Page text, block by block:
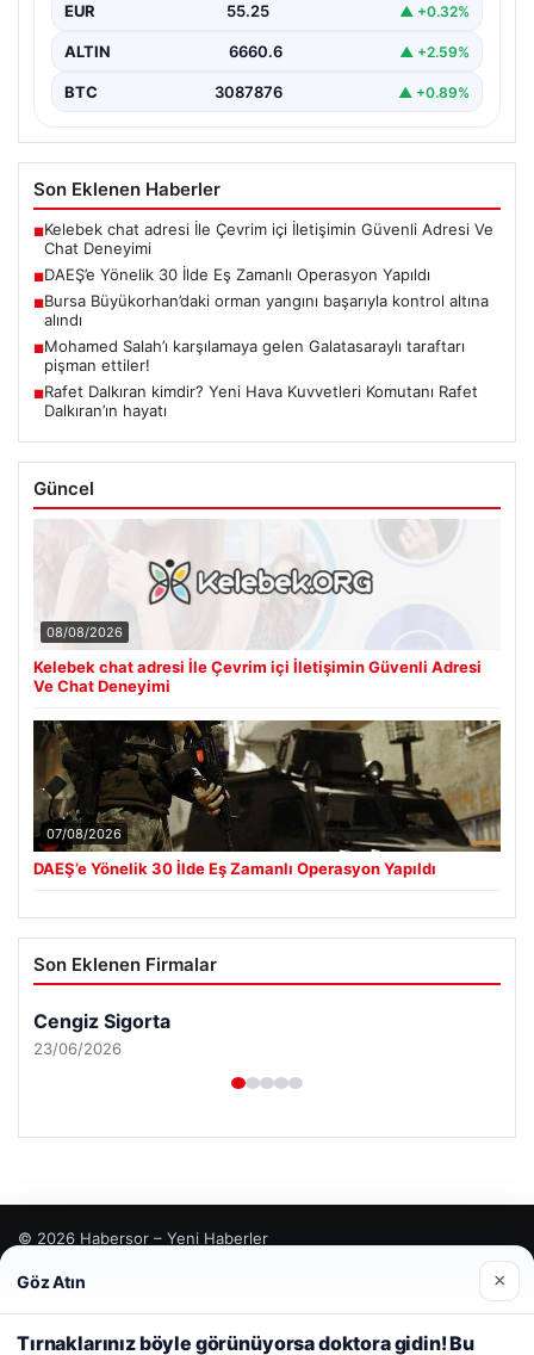
EUR 55.25 ▲ +0.32%
ALTIN 6660.6 ▲ +2.59%
BTC 3087876 ▲ +0.89%
Son Eklenen Haberler
■Kelebek chat adresi İle Çevrim içi İletişimin Güvenli Adresi Ve
Chat Deneyimi
■DAEŞ’e Yönelik 30 İlde Eş Zamanlı Operasyon Yapıldı
■Bursa Büyükorhan’daki orman yangını başarıyla kontrol altına
alındı
■Mohamed Salah’ı karşılamaya gelen Galatasaraylı taraftarı
pişman ettiler!
■Rafet Dalkıran kimdir? Yeni Hava Kuvvetleri Komutanı Rafet
Dalkıran’ın hayatı
Güncel
08/08/2026
Kelebek chat adresi İle Çevrim içi İletişimin Güvenli Adresi
Ve Chat Deneyimi
07/08/2026
DAEŞ’e Yönelik 30 İlde Eş Zamanlı Operasyon Yapıldı
Son Eklenen Firmalar
Cengiz Sigorta
23/06/2026
© 2026 Habersor – Yeni Haberler
Web sitemizi nasıl kullandığınızı daha iyi anlayabilmek,
deneyiminizi kişiselleştirmek ve geliştirmek amacıyla çerezler
kullanıyoruz.
Çerez Politikamız
Göz Atın ×
Tırnaklarınız böyle görünüyorsa doktora gidin! Bu
Yeminli Tercüme Bürosu
lemagrup.com.tr